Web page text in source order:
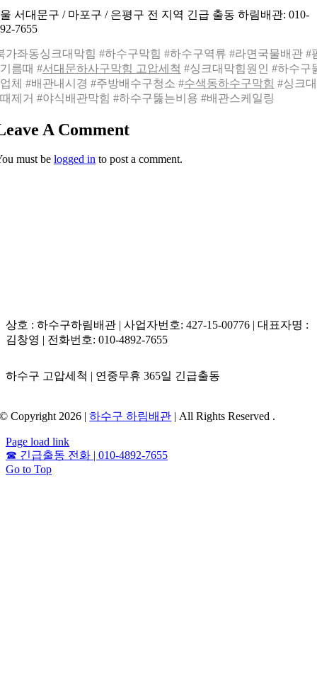
서대문구 / 마포구 / 은평구 전 지역 긴급 출동 하림배관: 010-
7655
가좌동싱크대막힘 #하수구막힘 #하수구역류 #라면국물배관 #
름때 #서대문하사구막힘 고압세척 #싱크대막힘원인 #하수구
체 #배관내시경 #주방배수구청소 #수색동하수구막힘 #싱크
제거 #야식배관막힘 #하수구뚫는비용 #배관스케일링
A Comment
must be logged in to post a comment.
상호 : 하수구하림배관 | 사업자번호: 427-15-00776 | 대표자명 :
김창영 | 전화번호: 010-4892-7655
하수구 고압세척 | 연중무휴 365일 긴급출동
© Copyright 2026 |하수구 하림배관 | All Rights Reserved .
Page load link
☎ 긴급출동 전화 | 010-4892-7655
Go to Top